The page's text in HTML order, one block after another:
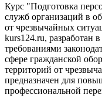
Курс "Подготовка
служб организаций в
от чрезвычайных
kurs124.ru, разработан
требованиями
сфере гражданской
территорий от
предназначен для
профессиональной